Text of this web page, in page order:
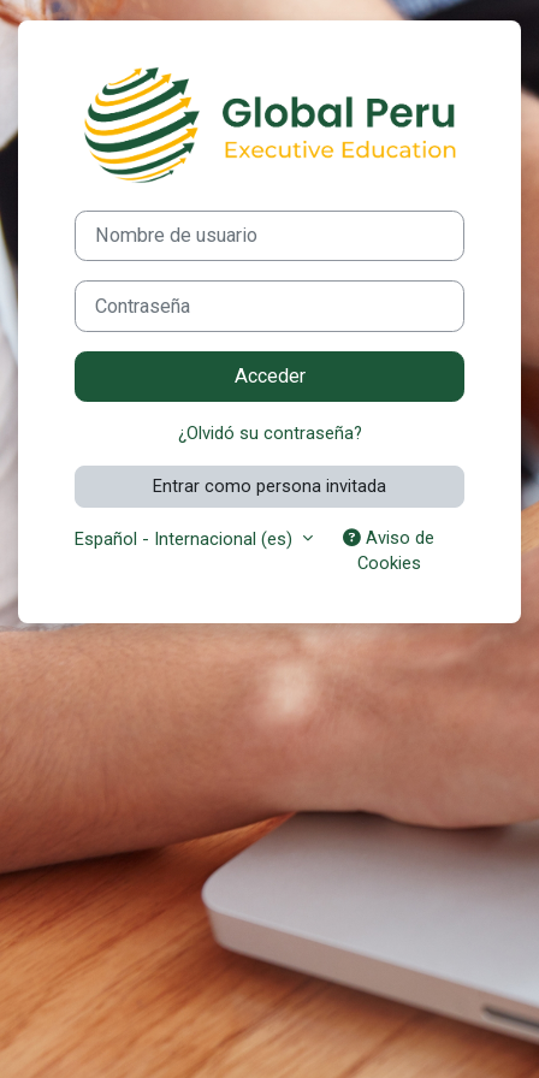
Salta al contenido principal
Entrar a
Nombre de usuario
Contraseña
Acceder
¿Olvidó su contraseña?
Entrar como persona invitada
Español - Internacional ‎(es)‎
Aviso de
Cookies